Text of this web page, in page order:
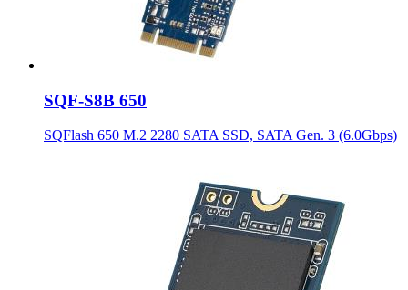
SQF-S8B 650
SQFlash 650 M.2 2280 SATA SSD, SATA Gen. 3 (6.0Gbps)